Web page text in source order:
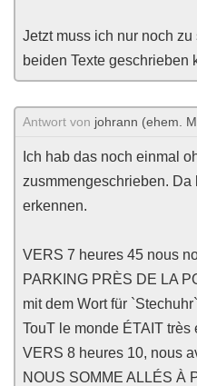
Jetzt muss ich nur noch
beiden Texte geschrieben
Antwort von johrann (ehem.
Ich hab das noch einmal
zusmmengeschrieben. Da
erkennen.
VERS 7 heures 45 nous
PARKING PRÈS DE LA
mit dem Wort für
TouT le monde ÉTAIT
VERS 8 heures 10, nous
NOUS SOMME ALLÉS À